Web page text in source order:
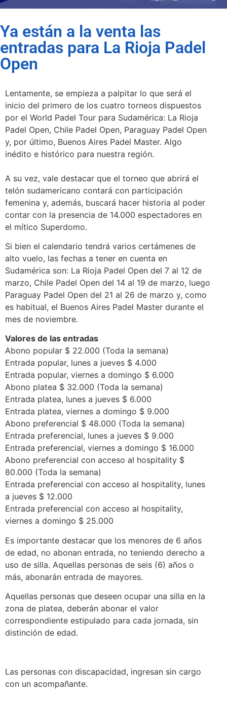
Ya están a la venta las
entradas para La Rioja Padel
Open
Lentamente, se empieza a palpitar lo que será el
inicio del primero de los cuatro torneos dispuestos
por el World Padel Tour para Sudamérica: La Rioja
Padel Open, Chile Padel Open, Paraguay Padel Open
y, por último, Buenos Aires Padel Master. Algo
inédito e histórico para nuestra región.
A su vez, vale destacar que el torneo que abrirá el
telón sudamericano contará con participación
femenina y, además, buscará hacer historia al poder
contar con la presencia de 14.000 espectadores en
el mítico Superdomo.
Si bien el calendario tendrá varios certámenes de
alto vuelo, las fechas a tener en cuenta en
Sudamérica son: La Rioja Padel Open del 7 al 12 de
marzo, Chile Padel Open del 14 al 19 de marzo, luego
Paraguay Padel Open del 21 al 26 de marzo y, como
es habitual, el Buenos Aires Padel Master durante el
mes de noviembre.
Valores de las entradas
Abono popular $ 22.000 (Toda la semana)
Entrada popular, lunes a jueves $ 4.000
Entrada popular, viernes a domingo $ 6.000
Abono platea $ 32.000 (Toda la semana)
Entrada platea, lunes a jueves $ 6.000
Entrada platea, viernes a domingo $ 9.000
Abono preferencial $ 48.000 (Toda la semana)
Entrada preferencial, lunes a jueves $ 9.000
Entrada preferencial, viernes a domingo $ 16.000
Abono preferencial con acceso al hospitality $
80.000 (Toda la semana)
Entrada preferencial con acceso al hospitality, lunes
a jueves $ 12.000
Entrada preferencial con acceso al hospitality,
viernes a domingo $ 25.000
Es importante destacar que los menores de 6 años
de edad, no abonan entrada, no teniendo derecho a
uso de silla. Aquellas personas de seis (6) años o
más, abonarán entrada de mayores.
Aquellas personas que deseen ocupar una silla en la
zona de platea, deberán abonar el valor
correspondiente estipulado para cada jornada, sin
distinción de edad.
Las personas con discapacidad, ingresan sin cargo
con un acompañante.